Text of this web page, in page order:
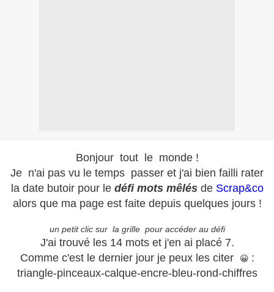
Bonjour tout le monde !
Je n'ai pas vu le temps passer et j'ai bien failli rater
la date butoir pour le défi mots mêlésde Scrap&co
alors que ma page est faite depuis quelques jours !
un petit clic sur la grille pour accéder au défi
J'ai trouvé les 14 mots et j'en ai placé 7.
Comme c'est le dernier jour je peux les citer
😀 :
triangle-pinceaux-calque-encre-bleu-rond-chiffres